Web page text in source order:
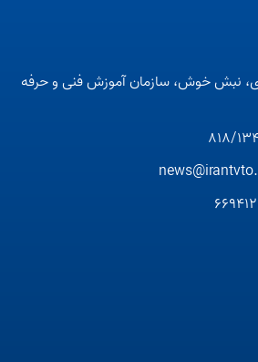
نبش خوش، سازمان آموزش فنی و حرفه